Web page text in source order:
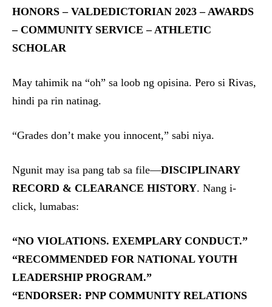
HONORS – VALDEDICTORIAN 2023 – AWARDS
– COMMUNITY SERVICE – ATHLETIC
SCHOLAR
May tahimik na “oh” sa loob ng opisina. Pero si Rivas,
hindi pa rin natinag.
“Grades don’t make you innocent,” sabi niya.
Ngunit may isa pang tab sa file—DISCIPLINARY
RECORD & CLEARANCE HISTORY. Nang i-
click, lumabas:
“NO VIOLATIONS. EXEMPLARY CONDUCT.”
“RECOMMENDED FOR NATIONAL YOUTH
LEADERSHIP PROGRAM.”
“ENDORSER: PNP COMMUNITY RELATIONS